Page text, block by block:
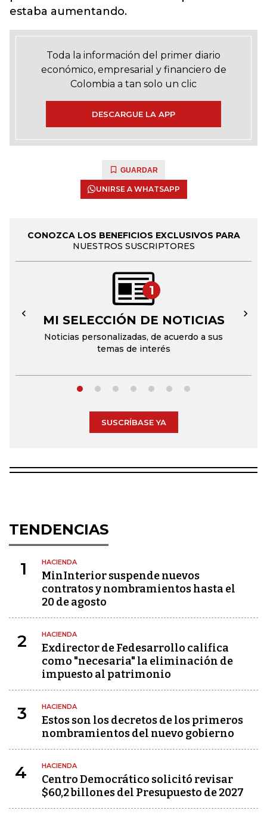
estaba aumentando.
Toda la información del primer diario
económico, empresarial y financiero de
Colombia a tan solo un clic
DESCARGUE LA APP
GUARDAR
UNIRSE A WHATSAPP
CONOZCA LOS BENEFICIOS EXCLUSIVOS PARA
NUESTROS SUSCRIPTORES
1
MI SELECCIÓN DE NOTICIAS
Noticias personalizadas, de acuerdo a sus
temas de interés
← →
SUSCRÍBASE YA
TENDENCIAS
1 HACIENDA
MinInterior suspende nuevos
contratos y nombramientos hasta el
20 de agosto
2 HACIENDA
Exdirector de Fedesarrollo califica
como "necesaria" la eliminación de
impuesto al patrimonio
3 HACIENDA
Estos son los decretos de los primeros
nombramientos del nuevo gobierno
4 HACIENDA
Centro Democrático solicitó revisar
$60,2 billones del Presupuesto de 2027